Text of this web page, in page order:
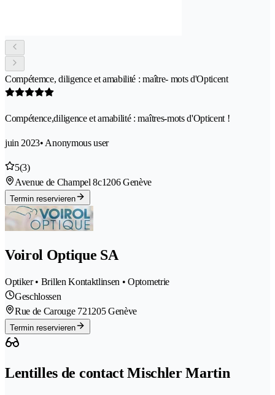
Compétemce, diligence et amabilité : maître- mots d'Opticent
Compétence,diligence et amabilité : maîtres-mots d'Opticent !
juin 2023• Anonymous user
5(3)
Avenue de Champel 8c1206 Genève
Termin reservieren
Voirol Optique SA
Optiker • Brillen Kontaktlinsen • Optometrie
Geschlossen
Rue de Carouge 721205 Genève
Termin reservieren
Lentilles de contact Mischler Martin